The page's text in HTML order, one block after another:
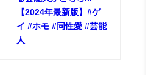
【2024年最新版】#ゲ
イ #ホモ #同性愛 #芸能
人